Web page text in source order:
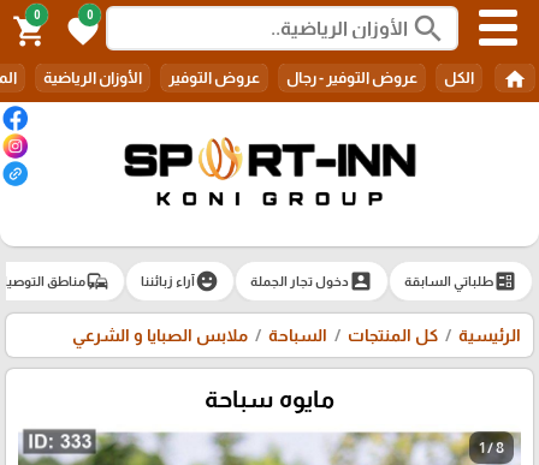
search
0
favorite
0
shopping_cart
home الكل عروض التوفير - رجال عروض التوفير الأوزان الرياضية
ballotطلباتي السابقة account_boxدخول تجار الجملة emoji_emotionsآراء زبائننا commuteمناطق
الرئيسية كل المنتجات السباحة ملابس الصبايا و الشرعي
مايوه سباحة
1 / 8